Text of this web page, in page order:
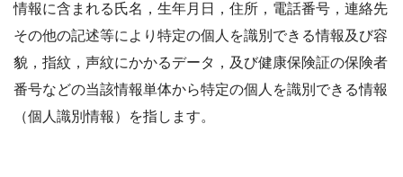
情報に含まれる氏名，生年月日，住所，電話番号，連絡先
その他の記述等により特定の個人を識別できる情報及び容
貌，指紋，声紋にかかるデータ，及び健康保険証の保険者
番号などの当該情報単体から特定の個人を識別できる情報
（個人識別情報）を指します。